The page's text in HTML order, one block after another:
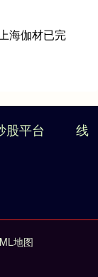
海伽材已完
股平台
线
地图